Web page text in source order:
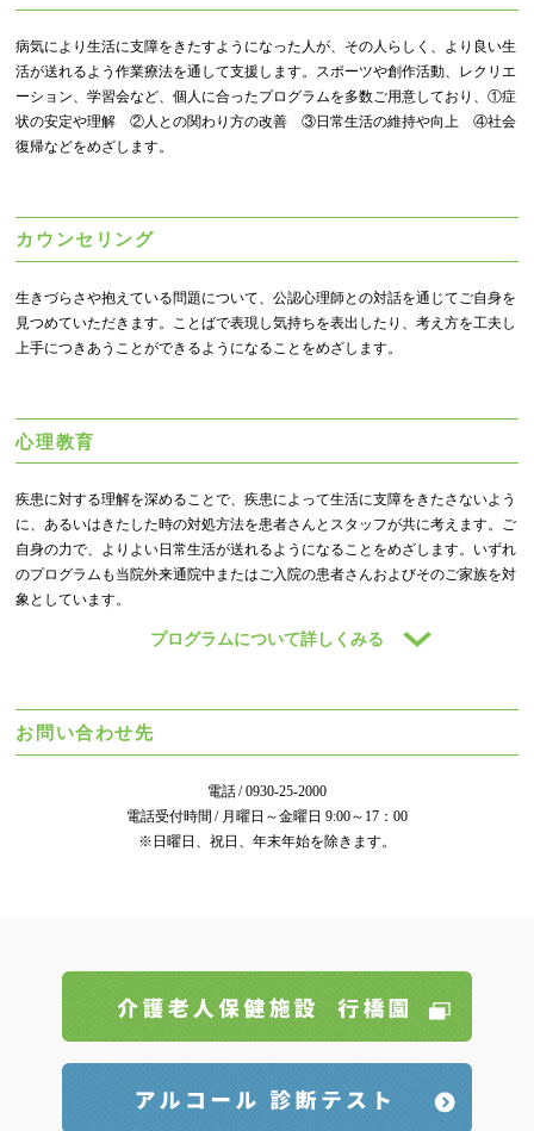
病気により生活に支障をきたすようになった人が、その人らしく、より良い生
活が送れるよう作業療法を通して支援します。スポーツや創作活動、レクリエ
ーション、学習会など、個人に合ったプログラムを多数ご用意しており、①症
状の安定や理解 ②人との関わり方の改善 ③日常生活の維持や向上 ④社会
復帰などをめざします。
カウンセリング
生きづらさや抱えている問題について、公認心理師との対話を通じてご自身を
見つめていただきます。ことばで表現し気持ちを表出したり、考え方を工夫し
上手につきあうことができるようになることをめざします。
心理教育
疾患に対する理解を深めることで、疾患によって生活に支障をきたさないよう
に、あるいはきたした時の対処方法を患者さんとスタッフが共に考えます。ご
自身の力で、よりよい日常生活が送れるようになることをめざします。いずれ
のプログラムも当院外来通院中またはご入院の患者さんおよびそのご家族を対
象としています。
プログラムについて詳しくみる
お問い合わせ先
電話 0930-25-2000
電話受付時間
月曜日～金曜日 9:00～17：00
※日曜日、祝日、年末年始を除きます。